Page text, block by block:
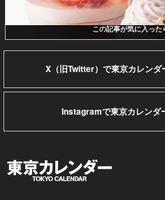
この記事が気に入った
X（旧Twitter）で東京カレンダ
Instagramで東京カレンダ